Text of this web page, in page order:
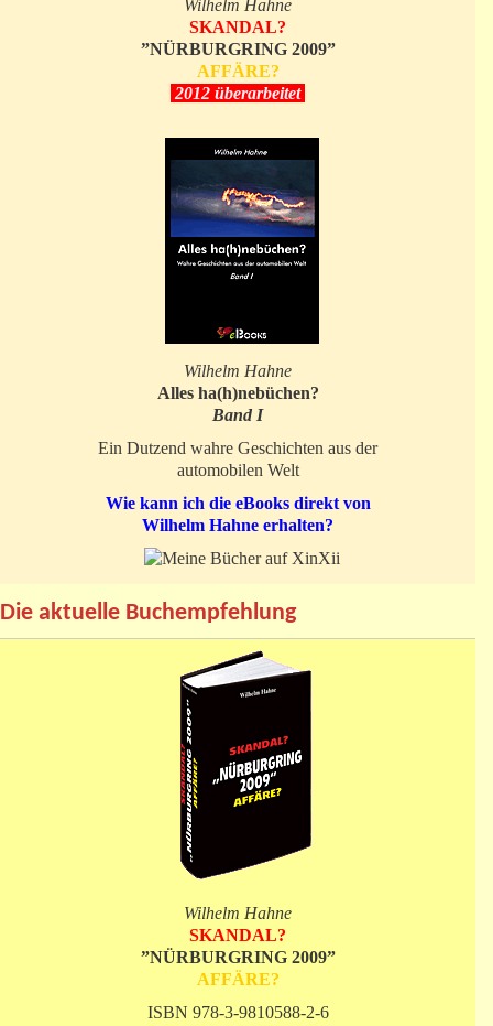
Wilhelm Hahne
SKANDAL?
”NÜRBURGRING 2009”
AFFÄRE?
2012 überarbeitet
Wilhelm Hahne
Alles ha(h)nebüchen?
Band I
Ein Dutzend wahre Geschichten aus der
automobilen Welt
Wie kann ich die eBooks direkt von
Wilhelm Hahne erhalten?
Die aktuelle Buchempfehlung
Wilhelm Hahne
SKANDAL?
”NÜRBURGRING 2009”
AFFÄRE?
ISBN 978-3-9810588-2-6